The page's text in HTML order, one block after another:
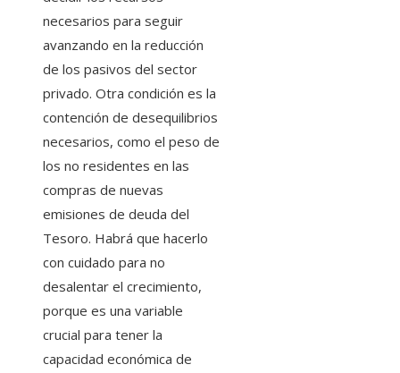
necesarios para seguir
avanzando en la reducción
de los pasivos del sector
privado. Otra condición es la
contención de desequilibrios
necesarios, como el peso de
los no residentes en las
compras de nuevas
emisiones de deuda del
Tesoro. Habrá que hacerlo
con cuidado para no
desalentar el crecimiento,
porque es una variable
crucial para tener la
capacidad económica de